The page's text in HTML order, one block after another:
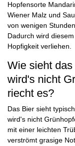
Hopfensorte
Wiener Malz und
von wenigen
Dadurch wird
Hopfigkeit verliehen.
Wie sieht
wird's nicht
riecht es?
Das Bier sieht
wird's nicht
mit einer leichten
verströmt grasige